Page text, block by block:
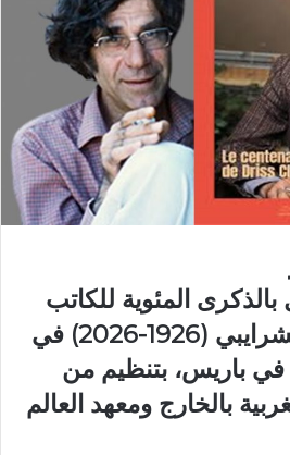
المئوية للكاتب
المغربي إدريس الشرايبي (1926-2026) في
باريس، بتنظيم من
بالخارج ومعهد العالم